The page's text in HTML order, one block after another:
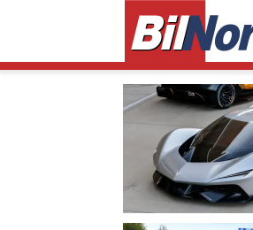
chevrolet